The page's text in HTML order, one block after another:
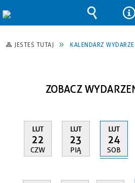
JESTEŚ TUTAJ KALENDARZ
ZOBACZ
LUT
22
CZW
LUT
23
PIĄ
LUT
24
SOB